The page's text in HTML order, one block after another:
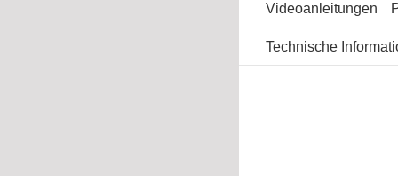
Videoanleitungen
Technische